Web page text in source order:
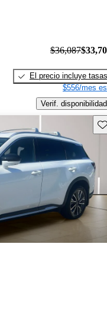
$36,087
El precio incluye tasas
$556/mes
Verif. disponibilidad